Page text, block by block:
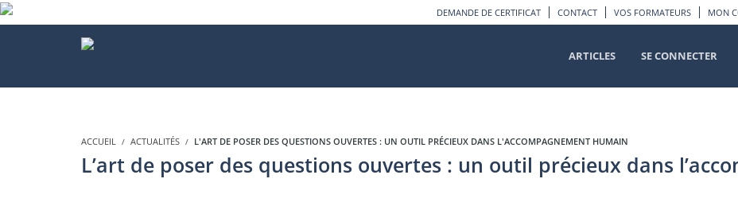
DEMANDE DE CERTIFICAT CONTACT VOS FORMATEURS MON
ARTICLES SE CONNECTER
ACCUEIL ACTUALITÉS L'ART DE POSER DES QUESTIONS OUVERTES : UN OUTIL PRÉCIEUX DANS L'ACCOMPAGNEMENT HUMAIN
L’art de poser des questions ouvertes : un outil précieux dans